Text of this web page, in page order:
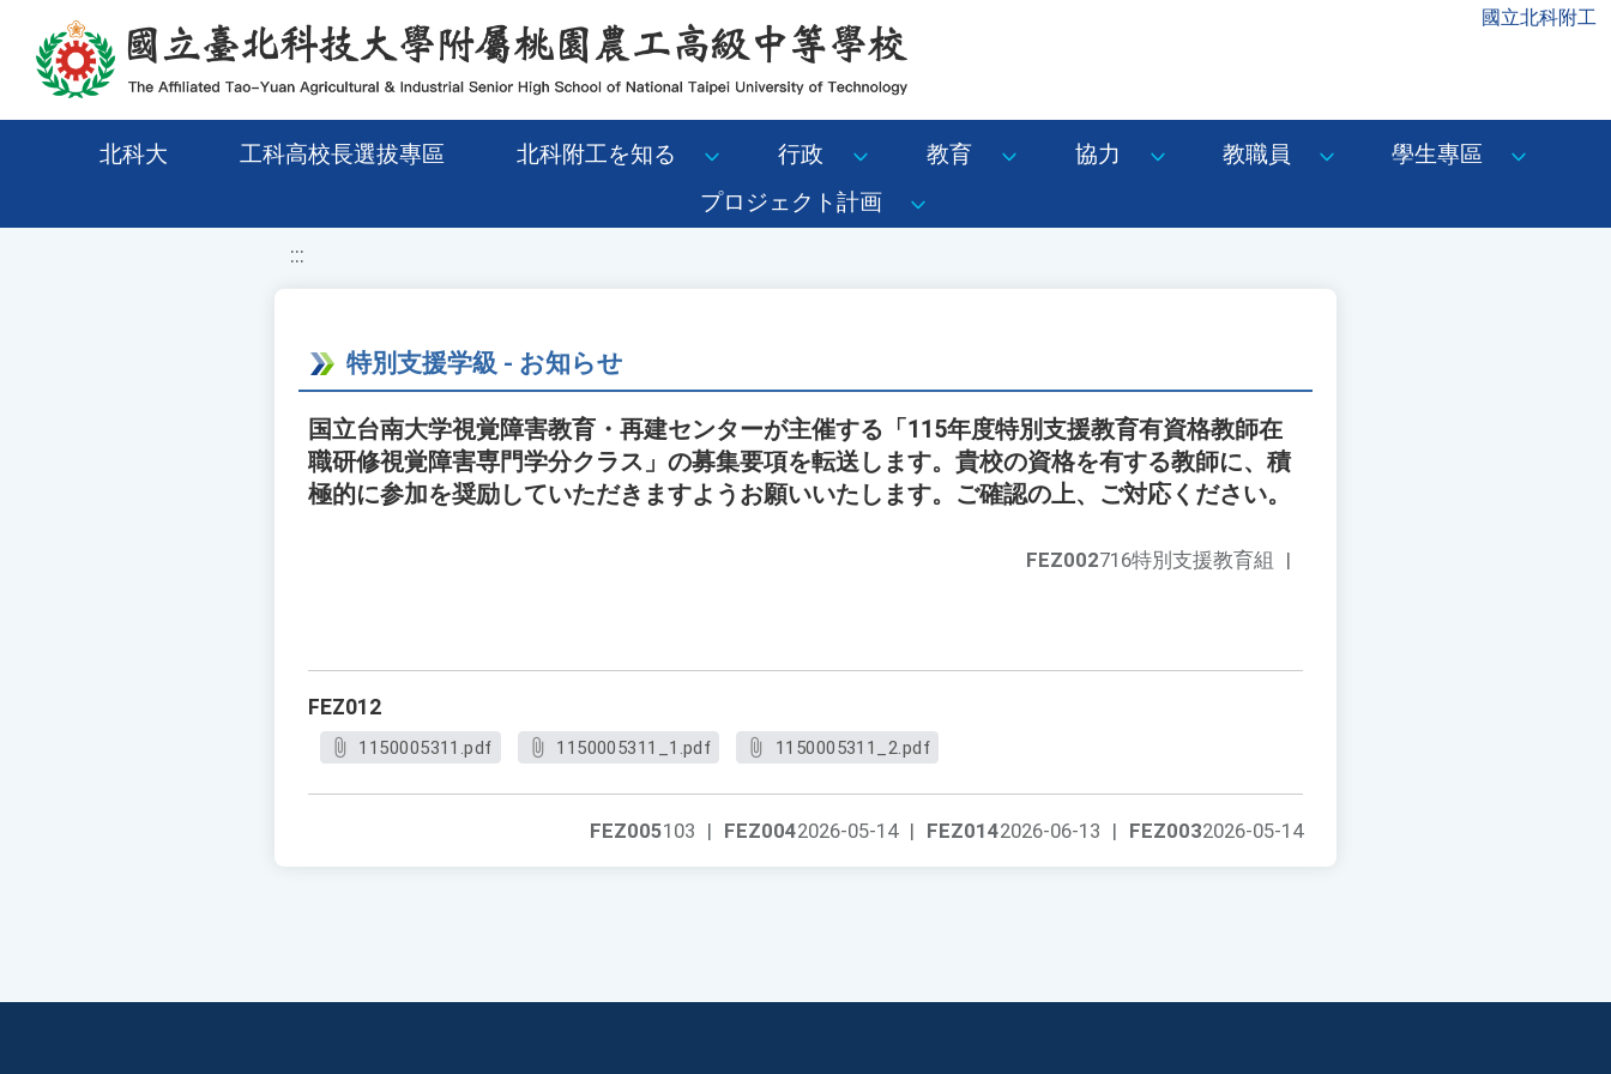
移至網頁之主要內容區位置 國立北科附工
北科大 工科高校長選拔專區 北科附工を知る 行政 教育 協力 教職員
學生專區
プロジェクト計画
:::
特別支援学級 - お知らせ
国立台南大学視覚障害教育・再建センターが主催する「115年度特別支援教育有資格教師在
職研修視覚障害専門学分クラス」の募集要項を転送します。貴校の資格を有する教師に、積
極的に参加を奨励していただきますようお願いいたします。ご確認の上、ご対応ください。
FEZ002716特別支援教育組 |
FEZ012
1150005311.pdf 1150005311_1.pdf 1150005311_2.pdf
FEZ0032026-05-14
FEZ0142026-06-13 |
FEZ0042026-05-14 |
FEZ005103 |